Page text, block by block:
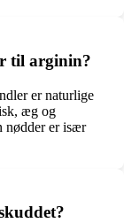
til arginin?
er naturlige
æg og
nødder er især